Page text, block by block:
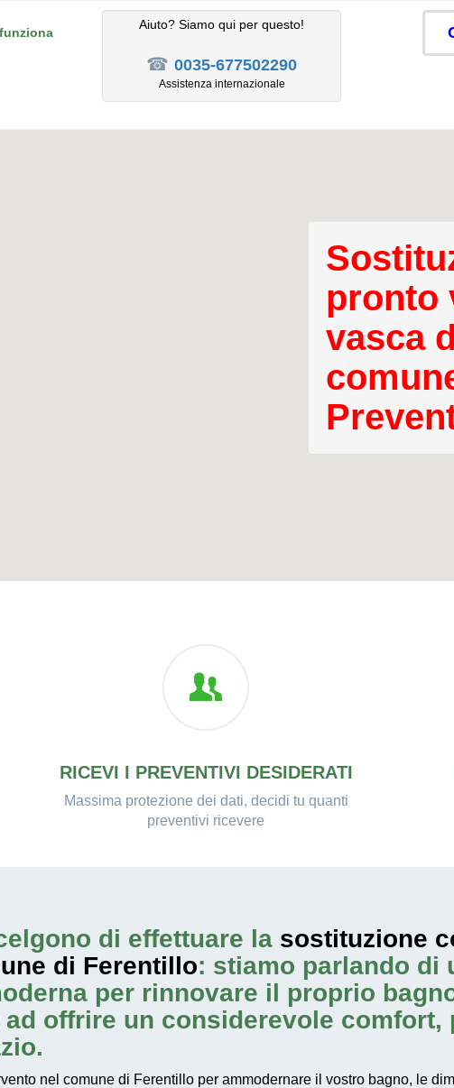
Aiuto? Siamo qui per questo!
☎ 0035-677502290
Assistenza internazionale
pronto
vasca
RICEVI I PREVENTIVI DESIDERATI
Massima protezione dei dati, decidi tu quanti
preventivi ricevere
di effettuare la sostituzione
di Ferentillo: stiamo parlando di
per rinnovare il proprio
offrire un considerevole comfort,
nel comune di Ferentillo per ammodernare il vostro bagno, le